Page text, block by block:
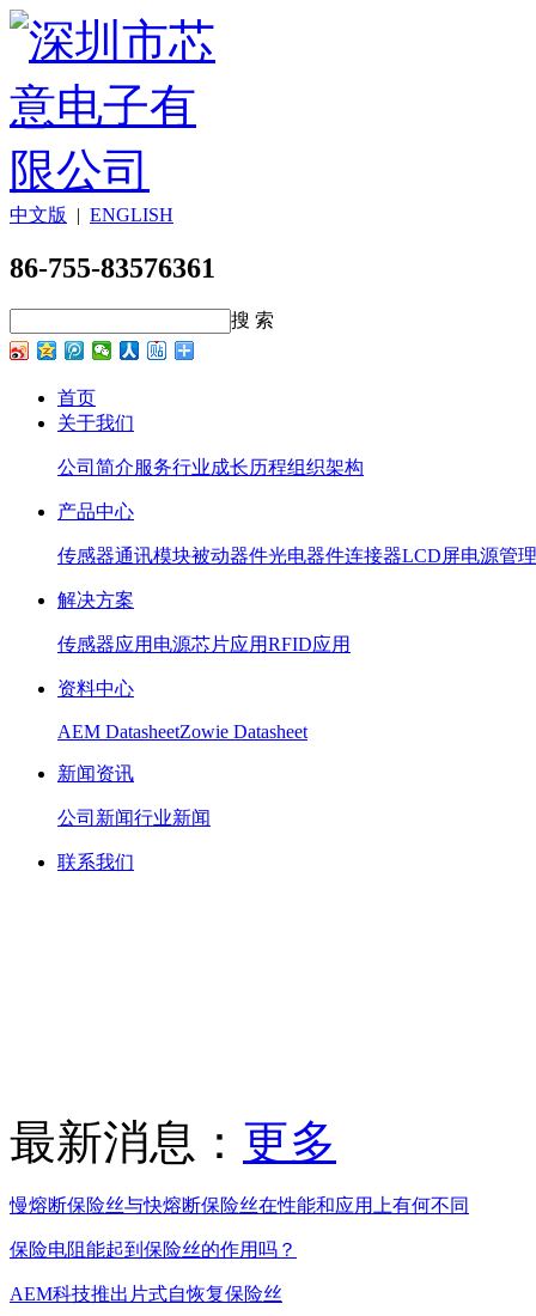
中文版 | ENGLISH
86-755-83576361
搜 索
首页
关于我们
公司简介服务行业成长历程组织架构
产品中心
传感器通讯模块被动器件光电器件连接器LCD屏电源管理
解决方案
传感器应用 电源芯片应用RFID应用
资料中心
AEM DatasheetZowie Datasheet
新闻资讯
公司新闻行业新闻
联系我们
最新消息： 更多
慢熔断保险丝与快熔断保险丝在性能和应用上有何不同
保险电阻能起到保险丝的作用吗？
AEM科技推出片式自恢复保险丝